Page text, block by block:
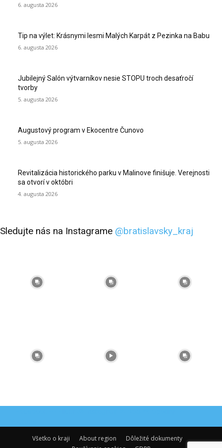
6. augusta 2026
Tip na výlet: Krásnymi lesmi Malých Karpát z Pezinka na Babu
6. augusta 2026
Jubilejný Salón výtvarníkov nesie STOPU troch desaťročí
tvorby
5. augusta 2026
Augustový program v Ekocentre Čunovo
5. augusta 2026
Revitalizácia historického parku v Malinove finišuje. Verejnosti
sa otvorí v októbri
4. augusta 2026
Sledujte nás na Instagrame @bratislavsky_kraj
Všetko o kraji
About region
Dôležité dokumenty